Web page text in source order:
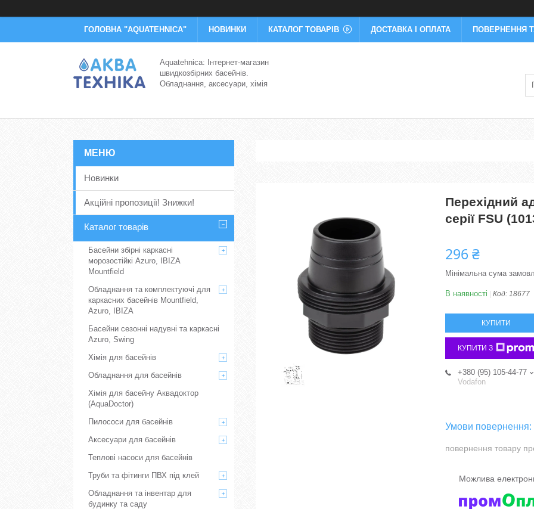
ГОЛОВНА "AQUATEHNICA" НОВИНКИ КАТАЛОГ ТОВАРІВ ДОСТАВКА І ОПЛАТА ПОВЕРНЕННЯ
Aquatehnica: Інтернет-магазин
швидкозбірних басейнів.
Обладнання, аксесуари, хімія
Перехідний
серії FSU
296 ₴
Мінімальна сума
В наявності Код: 18677
КУПИТИ
КУПИТИ З
+380 (95) 105-44-77
Vodafon
повернення товару
Новинки
Акційні пропозиції! Знижки!
Каталог товарів
Басейни збірні каркасні
морозостійкі Azuro, IBIZA
Mountfield
Обладнання та комплектуючі для
каркасних басейнів Mountfield,
Azuro, IBIZA
Басейни сезонні надувні та каркасні
Azuro, Swing
Хімія для басейнів
Обладнання для басейнів
Хімія для басейну Аквадоктор
(AquaDoctor)
Пилососи для басейнів
Аксесуари для басейнів
Теплові насоси для басейнів
Труби та фітинги ПВХ під клей
Обладнання та інвентар для
будинку та саду